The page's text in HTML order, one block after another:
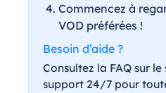
Commencez à
VOD préférées !
Besoin d’aide ?
Consultez la FAQ sur
support 24/7 pour